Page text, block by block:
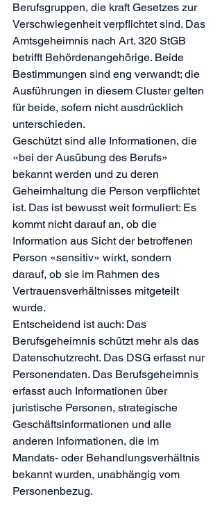
Berufsgruppen, die kraft Gesetzes zur
Verschwiegenheit verpflichtet sind. Das
Amtsgeheimnis nach Art. 320 StGB
betrifft Behördenangehörige. Beide
Bestimmungen sind eng verwandt; die
Ausführungen in diesem Cluster gelten
für beide, sofern nicht ausdrücklich
unterschieden.
Geschützt sind alle Informationen, die
«bei der Ausübung des Berufs»
bekannt werden und zu deren
Geheimhaltung die Person verpflichtet
ist. Das ist bewusst weit formuliert: Es
kommt nicht darauf an, ob die
Information aus Sicht der betroffenen
Person «sensitiv» wirkt, sondern
darauf, ob sie im Rahmen des
Vertrauensverhältnisses mitgeteilt
wurde.
Entscheidend ist auch: Das
Berufsgeheimnis schützt mehr als das
Datenschutzrecht. Das DSG erfasst nur
Personendaten. Das Berufsgeheimnis
erfasst auch Informationen über
juristische Personen, strategische
Geschäftsinformationen und alle
anderen Informationen, die im
Mandats- oder Behandlungsverhältnis
bekannt wurden, unabhängig vom
Personenbezug.